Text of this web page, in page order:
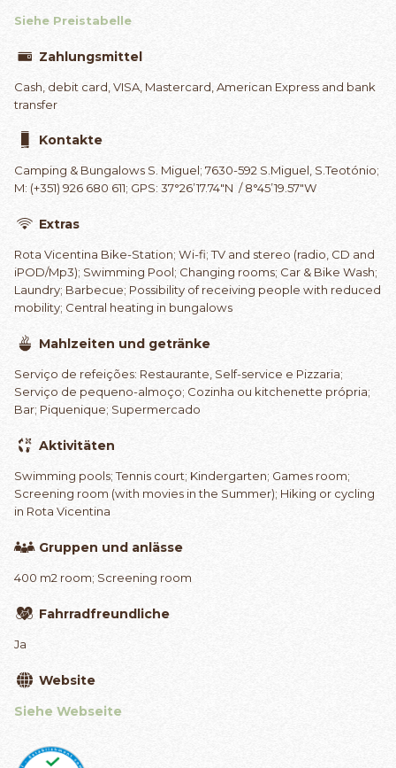
Siehe Preistabelle
Zahlungsmittel
Cash, debit card, VISA, Mastercard, American Express and bank
transfer
Kontakte
Camping & Bungalows S. Miguel; 7630-592 S.Miguel, S.Teotónio;
M: (+351) 926 680 611; GPS: 37°26’17.74″N / 8°45’19.57″W
Extras
Rota Vicentina Bike-Station; Wi-fi; TV and stereo (radio, CD and
iPOD/Mp3); Swimming Pool; Changing rooms; Car & Bike Wash;
Laundry; Barbecue; Possibility of receiving people with reduced
mobility; Central heating in bungalows
Mahlzeiten und getränke
Serviço de refeições: Restaurante, Self-service e Pizzaria;
Serviço de pequeno-almoço; Cozinha ou kitchenette própria;
Bar; Piquenique; Supermercado
Aktivitäten
Swimming pools; Tennis court; Kindergarten; Games room;
Screening room (with movies in the Summer); Hiking or cycling
in Rota Vicentina
Gruppen und anlässe
400 m2 room; Screening room
Fahrradfreundliche
Ja
Website
Siehe Webseite